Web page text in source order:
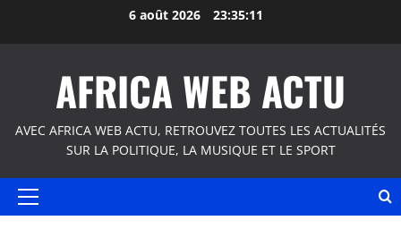
6 août 2026 23:35:12
AFRICA WEB ACTU
AVEC AFRICA WEB ACTU, RETROUVEZ TOUTES LES ACTUALITÉS
SUR LA POLITIQUE, LA MUSIQUE ET LE SPORT
Menu